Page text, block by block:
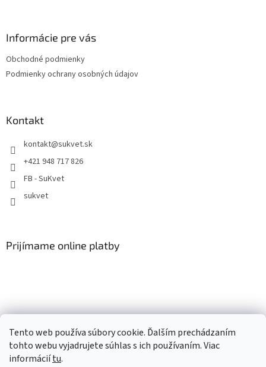
Tento web používa súbory cookie. Ďalším prechádzaním
tohto webu vyjadrujete súhlas s ich používaním. Viac
informáciítu.
Informácie pre vás
Obchodné podmienky
Podmienky ochrany osobných údajov
Kontakt
kontakt@sukvet.sk
+421 948 717 826
FB - SuKvet
sukvet
Prijímame online platby